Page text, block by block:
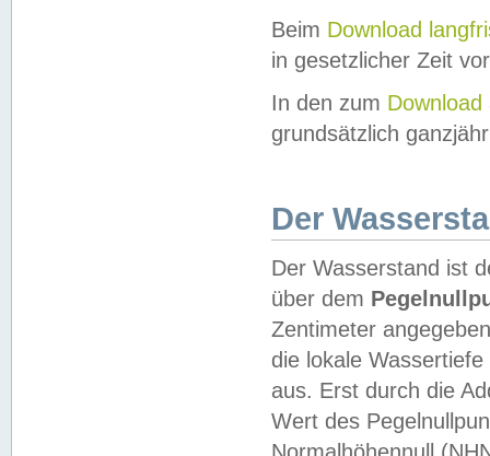
Beim Download
in gesetzlicher Zeit
In den zum Download
grundsätzlich
Der
Der Wasserstand ist
über dem
Zentimeter
die lokale
aus. Erst durch die
Wert des